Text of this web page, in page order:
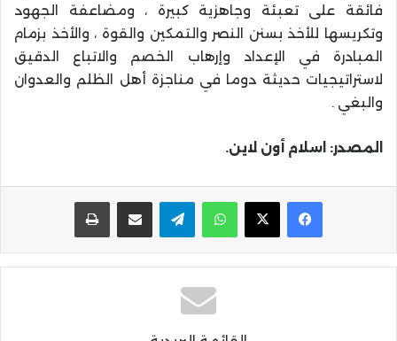
فائقة على تعبئة وجاهزية كبيرة ، ومضاعفة الجهود
وتكريسها للأخذ بسنن النصر والتمكين والقوة ، والأخذ بزمام
المبادرة في الإعداد وإرهاب الخصم والاتباع الدقيق
لاستراتيجيات حديثة دوما في مناجزة أهل الظلم والعدوان
والبغي .
المصدر: اسلام أون لاين.
واتساب تيلقرام مشاركة عبر البريد